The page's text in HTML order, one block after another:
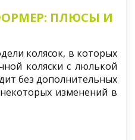
ПЛЮСЫ И
колясок, в которых
коляски с люлькой
без дополнительных
изменений в